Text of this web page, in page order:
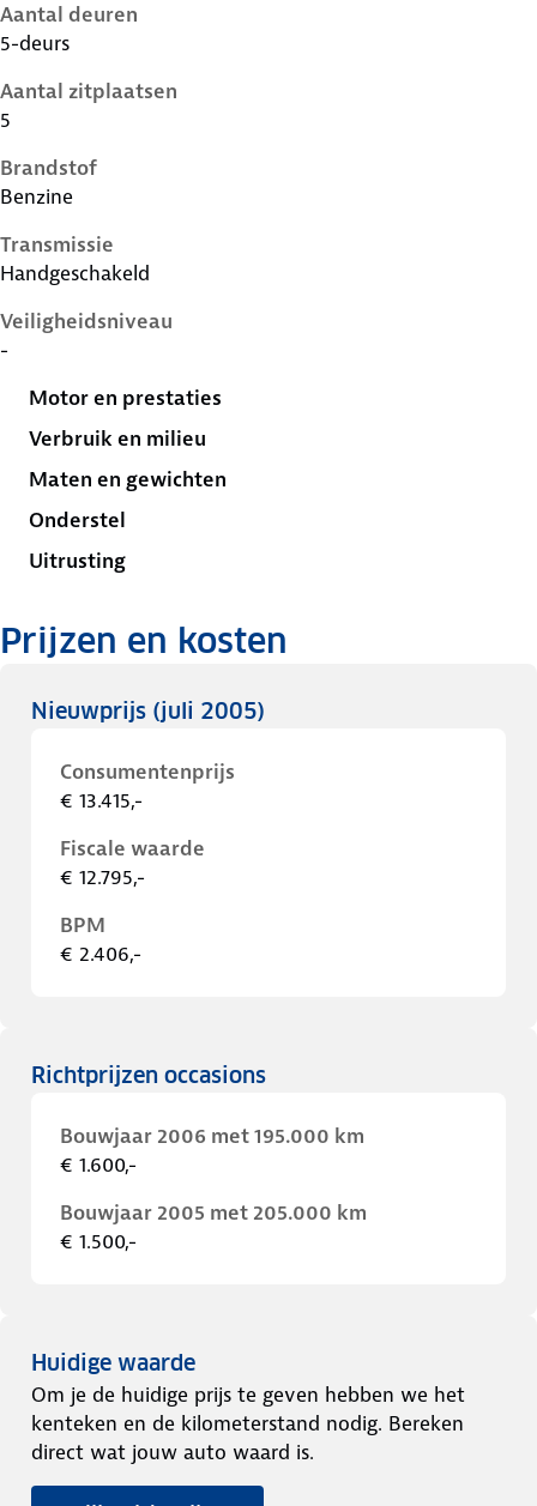
Aantal deuren
5-deurs
Aantal zitplaatsen
5
Brandstof
Benzine
Transmissie
Handgeschakeld
Veiligheidsniveau
-
Motor en prestaties
Verbruik en milieu
Maten en gewichten
Onderstel
Uitrusting
Prijzen en kosten
Nieuwprijs (juli 2005)
Consumentenprijs
€ 13.415,-
Fiscale waarde
€ 12.795,-
BPM
€ 2.406,-
Richtprijzen occasions
Bouwjaar 2006 met 195.000 km
€ 1.600,-
Bouwjaar 2005 met 205.000 km
€ 1.500,-
Huidige waarde
Om je de huidige prijs te geven hebben we het
kenteken en de kilometerstand nodig. Bereken
direct wat jouw auto waard is.